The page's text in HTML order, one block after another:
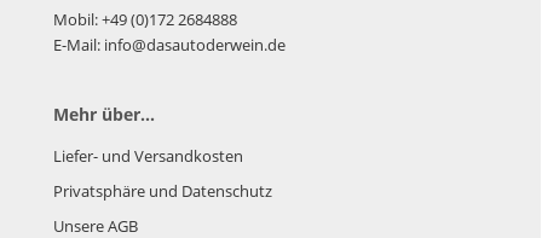
Mobil: +49 (0)172 2684888
E-Mail: info@dasautoderwein.de
Mehr über...
Liefer- und Versandkosten
Privatsphäre und Datenschutz
Unsere AGB